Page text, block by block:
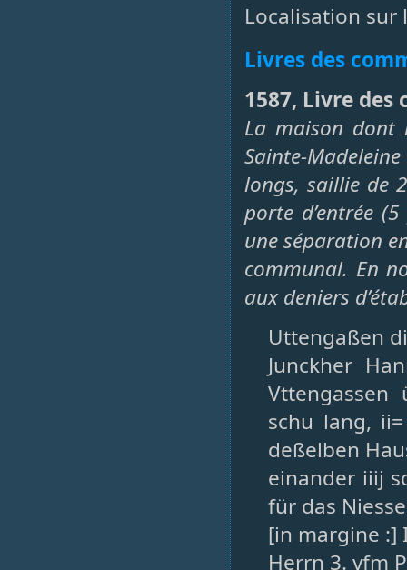
Localisation sur
Livres des
1587, Livre
La maison dont
Sainte-
longs, saillie de
porte d’entrée
une séparation
communal. En
aux deniers
Uttengaßen
Junckher
schu lang,
deßelben
einander iiij
für das
[in margine :]
Herrn 3. vfm